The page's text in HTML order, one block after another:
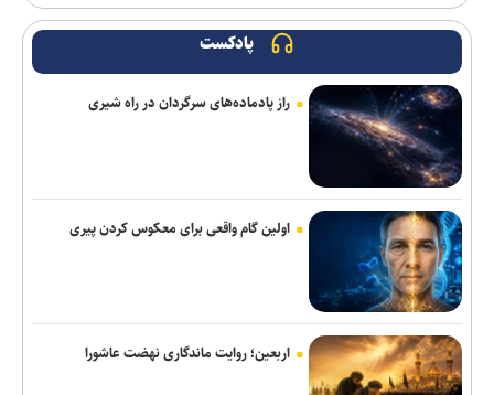
اولیانوف: خروج از مناقشه آمریکا-ایران، تنها از مسیر دیپلماسی ممکن
فیدان: احتمالاً مصر به توافق مکه می‌پیوندد
سردار فلاح‌زاده: اقتدار دفاعی ایران نتیجه مدیریت ولایت فقیه است/
ایران اسلامی به مبدأ هجوم پاسخ می‌دهد و حُسن همجواری را رعایت
می‌کند
سخنگوی ارتش: نظم ایرانی حاکم بر تنگه هرمز غیرقابل بازگشت است
مقام یمنی: عربستان از قدرت نظامی صنعا وحشت دارد
سفر رئیس دستگاه اطلاعاتی عربستان به عراق
عارف: هوش مصنوعی زیرساخت حکمرانی متوازن و جهش اقتصادی
پادکست
راز پادماده‌های سرگردان در راه شیری
اولین گام واقعی برای معکوس کردن پیری
اربعین؛ روایت ماندگاری نهضت عاشورا